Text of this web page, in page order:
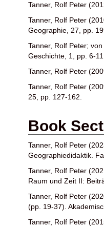
Tanner, Rolf Peter
Tanner, Rolf Peter
Geographie, 27, pp.
Tanner, Rolf Peter; von
Geschichte, 1, pp. 6-
Tanner, Rolf Peter
Tanner, Rolf Peter
25, pp. 127-162.
Book
Tanner, Rolf Peter
Geographiedidaktik.
Tanner, Rolf Peter
Raum und Zeit II:
Tanner, Rolf Peter
(pp. 19-37).
Tanner, Rolf Peter